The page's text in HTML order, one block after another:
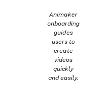
Animaker
onboarding
guides
users to
create
videos
quickly
and easily.